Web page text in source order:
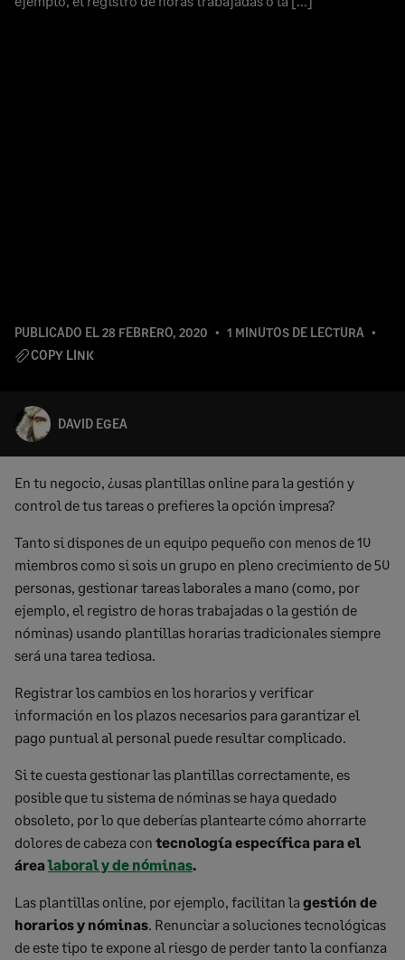
PUBLICADO EL28 FEBRERO, 2020
1 MINUTOS DE LECTURA
COPY LINK
DAVID EGEA
En tu negocio, ¿usas plantillas online para la gestión y
control de tus tareas o prefieres la opción impresa?
Tanto si dispones de un equipo pequeño con menos de 10
miembros como si sois un grupo en pleno crecimiento de 50
personas, gestionar tareas laborales a mano (como, por
ejemplo, el registro de horas trabajadas o la gestión de
nóminas) usando plantillas horarias tradicionales siempre
será una tarea tediosa.
Registrar los cambios en los horarios y verificar
información en los plazos necesarios para garantizar el
pago puntual al personal puede resultar complicado.
Si te cuesta gestionar las plantillas correctamente, es
posible que tu sistema de nóminas se haya quedado
obsoleto, por lo que deberías plantearte cómo ahorrarte
dolores de cabeza con tecnología específica para el
árealaboral y de nóminas.
Las plantillas online, por ejemplo, facilitan la gestión de
horarios y nóminas. Renunciar a soluciones tecnológicas
de este tipo te expone al riesgo de perder tanto la confianza